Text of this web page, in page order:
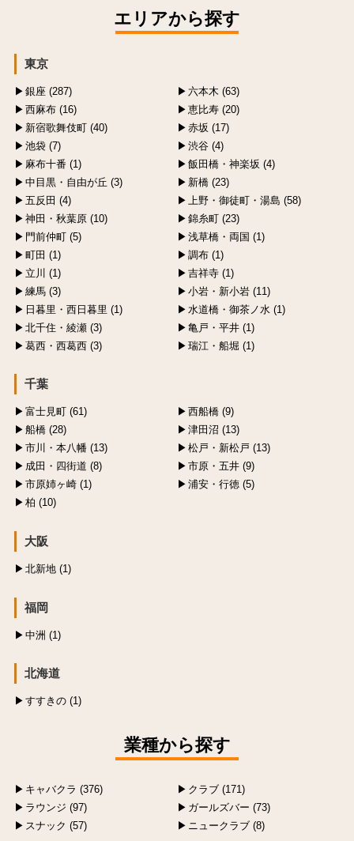
エリアから探す
東京
銀座 (287)
六本木 (63)
西麻布 (16)
恵比寿 (20)
新宿歌舞伎町 (40)
赤坂 (17)
池袋 (7)
渋谷 (4)
麻布十番 (1)
飯田橋・神楽坂 (4)
中目黒・自由が丘 (3)
新橋 (23)
五反田 (4)
上野・御徒町・湯島 (58)
神田・秋葉原 (10)
錦糸町 (23)
門前仲町 (5)
浅草橋・両国 (1)
町田 (1)
調布 (1)
立川 (1)
吉祥寺 (1)
練馬 (3)
小岩・新小岩 (11)
日暮里・西日暮里 (1)
水道橋・御茶ノ水 (1)
北千住・綾瀬 (3)
亀戸・平井 (1)
葛西・西葛西 (3)
瑞江・船堀 (1)
千葉
富士見町 (61)
西船橋 (9)
船橋 (28)
津田沼 (13)
市川・本八幡 (13)
松戸・新松戸 (13)
成田・四街道 (8)
市原・五井 (9)
市原姉ヶ崎 (1)
浦安・行徳 (5)
柏 (10)
大阪
北新地 (1)
福岡
中洲 (1)
北海道
すすきの (1)
業種から探す
キャバクラ (376)
クラブ (171)
ラウンジ (97)
ガールズバー (73)
スナック (57)
ニュークラブ (8)